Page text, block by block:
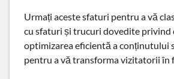
Urmați aceste sfaturi pentru a vă
cu sfaturi și trucuri dovedite privind
optimizarea eficientă a conținutului
pentru a vă transforma vizitatorii în